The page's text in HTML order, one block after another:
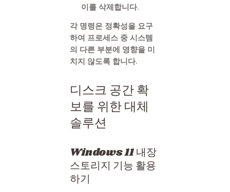
이를 삭제합니다.
각 명령은 정확성을 요구
하여 프로세스 중 시스템
의 다른 부분에 영향을 미
치지 않도록 합니다.
디스크 공간 확
보를 위한 대체
솔루션
Windows 11 내장
스토리지 기능 활용
하기